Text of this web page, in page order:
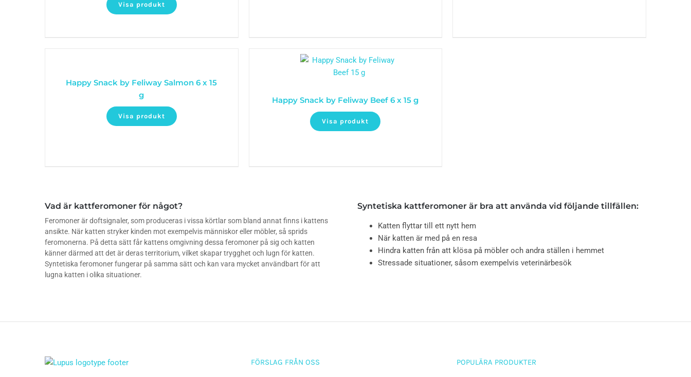
Visa produkt
Happy Snack by Feliway Salmon 6 x 15
g
Visa produkt
Happy Snack by Feliway Beef 6 x 15 g
Visa produkt
Vad är kattferomoner för något?
Feromoner är doftsignaler, som produceras i vissa körtlar som bland annat finns i kattens
ansikte. När katten stryker kinden mot exempelvis människor eller möbler, så sprids
feromonerna. På detta sätt får kattens omgivning dessa feromoner på sig och katten
känner därmed att det är deras territorium, vilket skapar trygghet och lugn för katten.
Syntetiska feromoner fungerar på samma sätt och kan vara mycket användbart för att
lugna katten i olika situationer.
Syntetiska kattferomoner är bra att använda vid följande tillfällen:
Katten flyttar till ett nytt hem
När katten är med på en resa
Hindra katten från att klösa på möbler och andra ställen i hemmet
Stressade situationer, såsom exempelvis veterinärbesök
FÖRSLAG FRÅN OSS POPULÄRA PRODUKTER